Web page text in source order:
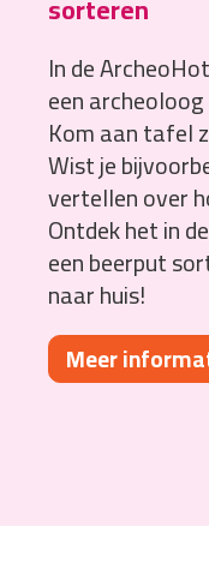
In de
een
Kom aan tafel
Wist je
vertellen over
Ontdek het in
een beerput
naar huis!
Meer